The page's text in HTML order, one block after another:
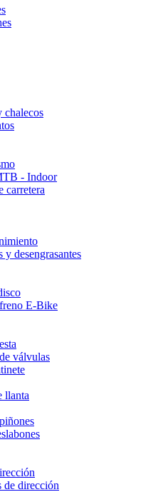
chalecos
- Indoor
carretera
y desengrasantes
E-Bike
válvulas
llanta
de dirección